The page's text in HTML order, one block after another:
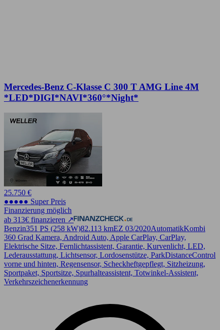
Mercedes-Benz C-Klasse C 300 T AMG Line 4M
*LED*DIGI*NAVI*360°*Night*
25.750 €
●●●●● Super Preis
Finanzierung möglich
ab 313€ finanzieren ↗
Benzin351 PS (258 kW)82.113 kmEZ 03/2020AutomatikKombi
360 Grad Kamera, Android Auto, Apple CarPlay, CarPlay,
Elektrische Sitze, Fernlichtassistent, Garantie, Kurvenlicht, LED,
Lederausstattung, Lichtsensor, Lordosenstütze, ParkDistanceControl
vorne und hinten, Regensensor, Scheckheftgepflegt, Sitzheizung,
Sportpaket, Sportsitze, Spurhalteassistent, Totwinkel-Assistent,
Verkehrszeichenerkennung